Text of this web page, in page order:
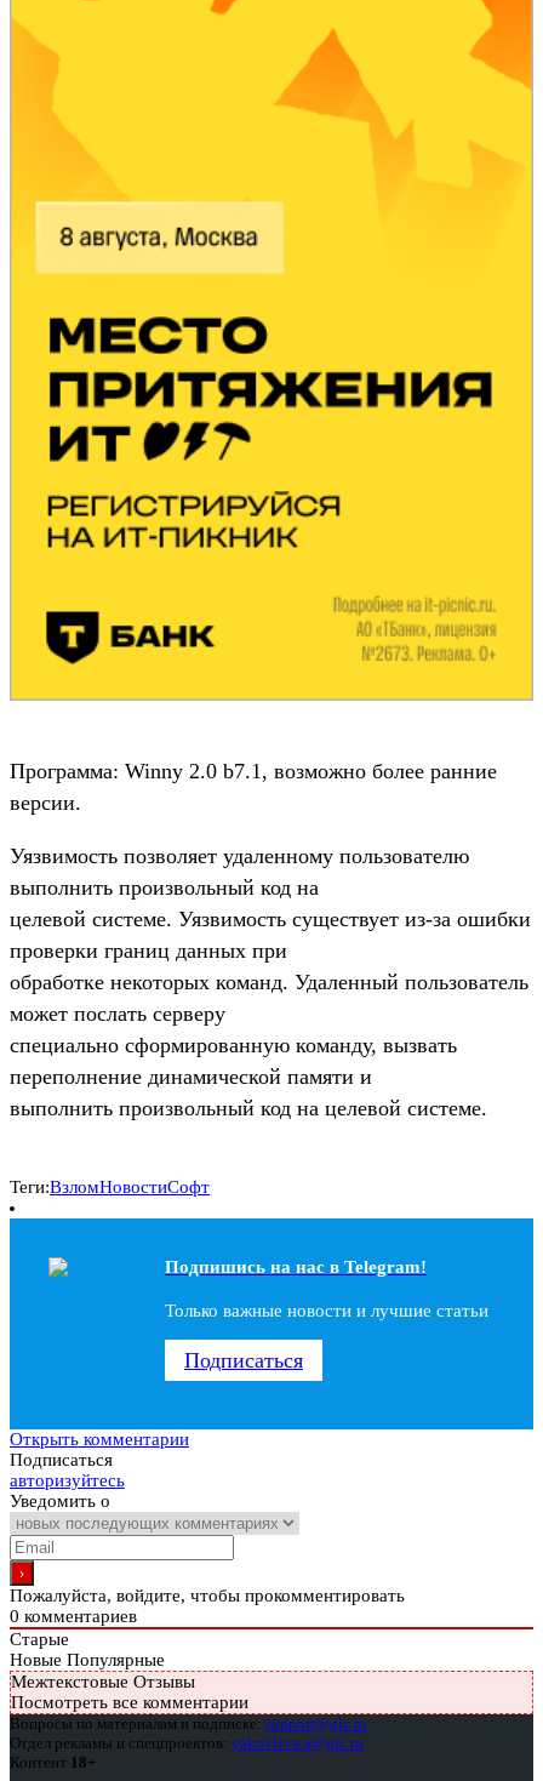
Программа: Winny 2.0 b7.1, возможно более ранние
версии.
Уязвимость позволяет удаленному пользователю
выполнить произвольный код на
целевой системе. Уязвимость существует из-за ошибки
проверки границ данных при
обработке некоторых команд. Удаленный пользователь
может послать серверу
специально сформированную команду, вызвать
переполнение динамической памяти и
выполнить произвольный код на целевой системе.
Теги:ВзломНовостиСофт
Подпишись на наc в Telegram!
Только важные новости и лучшие статьи
Подписаться
Открыть комментарии
Подписаться
авторизуйтесь
Уведомить о
Пожалуйста, войдите, чтобы прокомментировать
0 комментариев
Старые
Новые Популярные
Межтекстовые Отзывы
Посмотреть все комментарии
Вопросы по материалам и подписке: support@glc.ru
Отдел рекламы и спецпроектов: yakovleva.a@glc.ru
Контент 18+